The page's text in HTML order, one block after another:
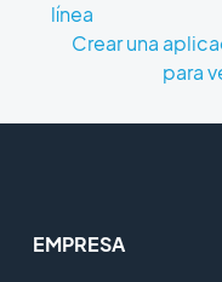
línea
Crear una
para
EMPRESA